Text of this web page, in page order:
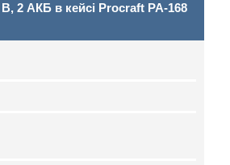
2 АКБ в кейсі Procraft PA-168